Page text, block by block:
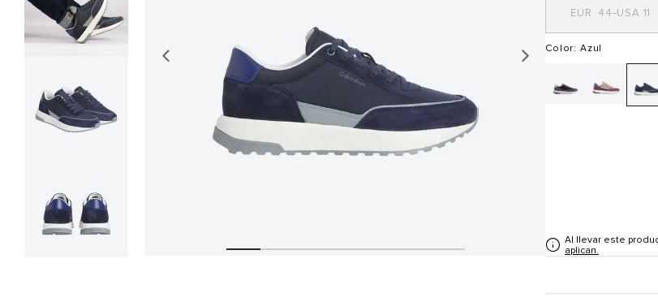
11
44
Color: Azul
Al llevar este
aplican.